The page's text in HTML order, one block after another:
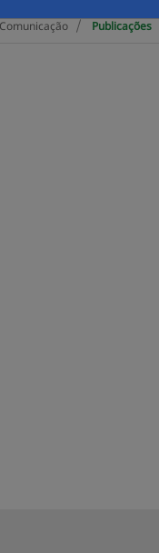
Comunicação Publicações